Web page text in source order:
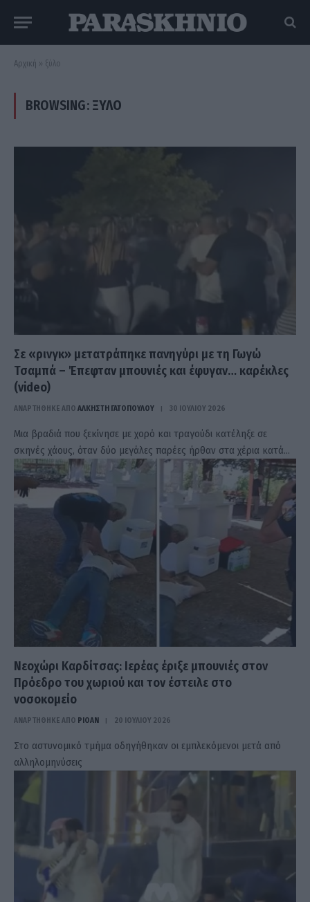
Αρχική » ξύλο
BROWSING: ΞΎΛΟ
Σε «ρινγκ» μετατράπηκε πανηγύρι με τη Γωγώ
Τσαμπά – Έπεφταν μπουνιές και έφυγαν… καρέκλες
(video)
ΑΝΑΡΤΗΘΗΚΕ ΑΠΟ ΆΛΚΗΣΤΗ ΓΑΤΟΠΟΎΛΟΥ 30 ΙΟΥΛΊΟΥ 2026
Μια βραδιά που ξεκίνησε με χορό και τραγούδι κατέληξε σε
σκηνές χάους, όταν δύο μεγάλες παρέες ήρθαν στα χέρια κατά…
Νεοχώρι Καρδίτσας: Ιερέας έριξε μπουνιές στον
Πρόεδρο του χωριού και τον έστειλε στο
νοσοκομείο
ΑΝΑΡΤΗΘΗΚΕ ΑΠΟ PIOAN 20 ΙΟΥΛΊΟΥ 2026
Στο αστυνομικό τμήμα οδηγήθηκαν οι εμπλεκόμενοι μετά από
αλληλομηνύσεις